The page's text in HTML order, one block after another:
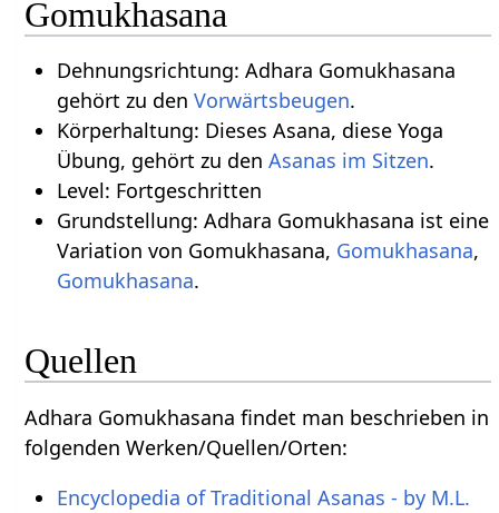
Gomukhasana
Dehnungsrichtung: Adhara Gomukhasana
gehört zu den Vorwärtsbeugen.
Körperhaltung: Dieses Asana, diese Yoga
Übung, gehört zu den Asanas im Sitzen.
Level: Fortgeschritten
Grundstellung: Adhara Gomukhasana ist eine
Variation von Gomukhasana, Gomukhasana,
Gomukhasana.
Quellen
Adhara Gomukhasana findet man beschrieben in
folgenden Werken/Quellen/Orten:
Encyclopedia of Traditional Asanas - by M.L.